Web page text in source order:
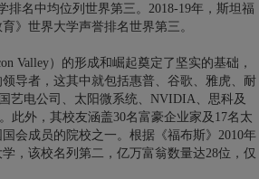
排名中均位列世界第三。2018-19年，斯坦福
》世界大学声誉排名世界第三。
Valley）的形成和崛起奠定了坚实的基础，
导者，这其中就包括惠普、谷歌、雅虎、耐
艺电公司、太阳微系统、NVIDIA、思科及
此外，其校友涵盖30名富豪企业家及17名太
会成员的院校之一。根据《福布斯》2010年
，该校名列第二，亿万富翁数量达28位，仅